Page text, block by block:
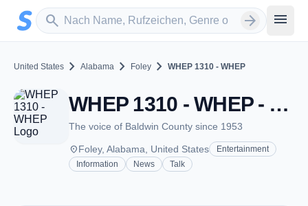
Zum Hauptinhalt springen
search
Sender suchen arrow_forward menu
United States chevron_right Alabama chevron_right Foley chevron_right WHEP 1310 - WHEP
WHEP 1310 - WHEP - AM 1310 - Foley, Al
The voice of Baldwin County since 1953
placeFoley, Alabama, United States
Entertainment
Information
News Talk